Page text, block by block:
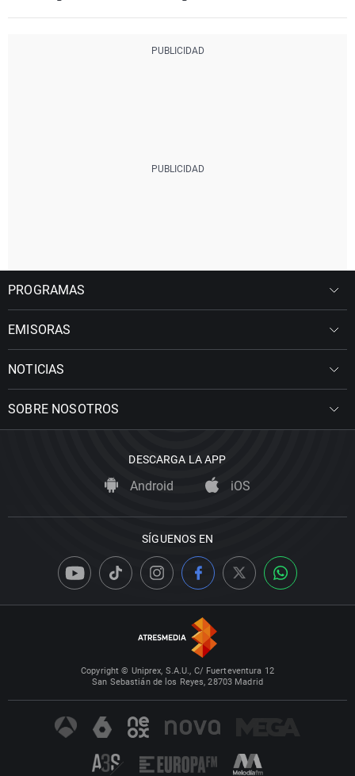
PROGRAMAS
EMISORAS
NOTICIAS
SOBRE NOSOTROS
DESCARGA LA APP
Android iOS
SÍGUENOS EN
Copyright © Uniprex, S.A.U., C/ Fuerteventura 12
San Sebastián de los Reyes, 28703 Madrid